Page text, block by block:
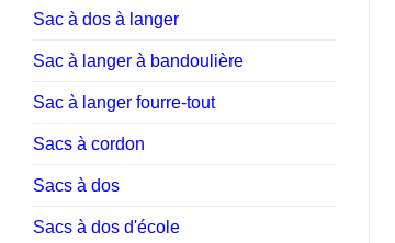
Sac à dos à langer
Sac à langer à bandoulière
Sac à langer fourre-tout
Sacs à cordon
Sacs à dos
Sacs à dos d'école